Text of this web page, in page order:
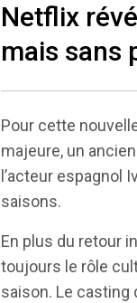
Netflix
mais sans
Pour cette
majeure, un
l’acteur espagnol
saisons.
En plus du retour
toujours le rôle
saison. Le casting